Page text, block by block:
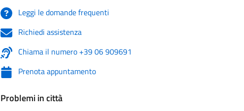
Leggi le domande frequenti
Richiedi assistenza
Chiama il numero +39 06 909691
Prenota appuntamento
Problemi in città